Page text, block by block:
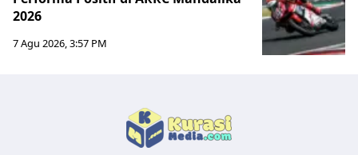
2026
7 Agu 2026, 3:57 PM